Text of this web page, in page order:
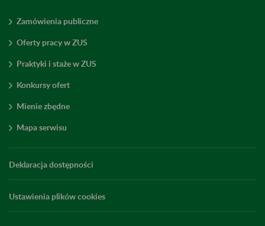
Zamówienia publiczne
Oferty pracy w ZUS
Praktyki i staże w ZUS
Konkursy ofert
Mienie zbędne
Mapa serwisu
Deklaracja dostępności
Ustawienia plików cookies